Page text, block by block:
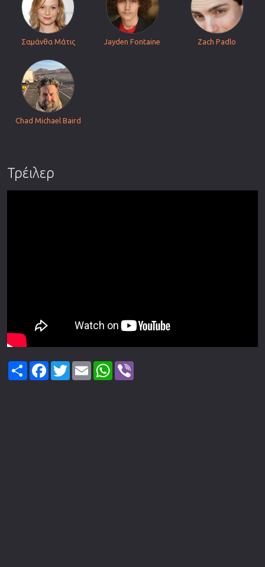
Σαμάνθα Μάτις Jayden Fontaine Zach Padlo
Chad Michael Baird
Τρέιλερ
ShareFacebook
TwitterEmail WhatsApp